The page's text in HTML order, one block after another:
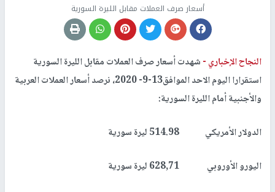
أسعار صرف العملات مقابل الليرة السورية
النجاح الإخباري -شهدت أسعار صرف العملات مقابل الليرة السورية
استقرارا اليوم الاحد الموافق13-9- 2020، نرصد أسعار العملات العربية
والأجنبية أمام الليرة السورية:
الدولار الأمريكي 514.98 ليرة سورية
اليورو الأوروبي 628,71 ليرة سورية